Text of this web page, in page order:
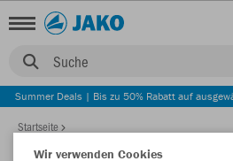
Suche
Summer Deals | Bis zu 50% Rabatt auf
Startseite
Wir verwenden Cookies